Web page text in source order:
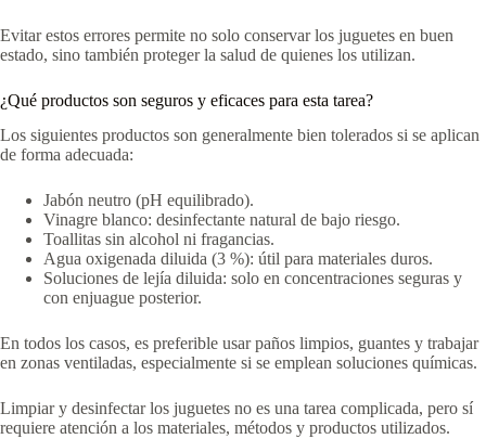
Evitar estos errores permite no solo conservar los juguetes en buen
estado, sino también proteger la salud de quienes los utilizan.
¿Qué productos son seguros y eficaces para esta tarea?
Los siguientes productos son generalmente bien tolerados si se aplican
de forma adecuada:
Jabón neutro (pH equilibrado).
Vinagre blanco: desinfectante natural de bajo riesgo.
Toallitas sin alcohol ni fragancias.
Agua oxigenada diluida (3 %): útil para materiales duros.
Soluciones de lejía diluida: solo en concentraciones seguras y
con enjuague posterior.
En todos los casos, es preferible usar paños limpios, guantes y trabajar
en zonas ventiladas, especialmente si se emplean soluciones químicas.
Limpiar y desinfectar los juguetes no es una tarea complicada, pero sí
requiere atención a los materiales, métodos y productos utilizados.